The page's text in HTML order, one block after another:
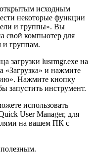
исходным
некоторые функции
и группы». Вы
свой компьютер для
и группам.
загрузки lusrmgr.exe на
«Загрузка» и нажмите
Нажмите кнопку
запустить инструмент.
использовать
User Manager, для
на вашем ПК с